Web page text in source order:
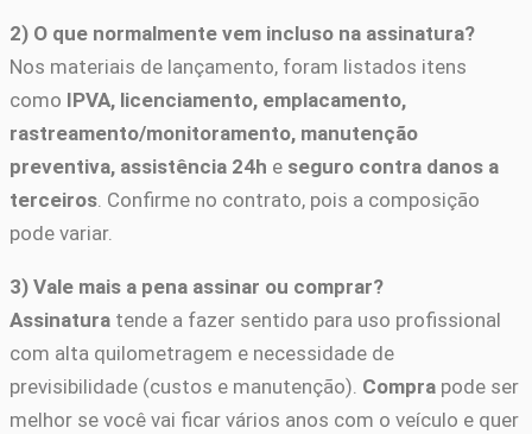
2) O que normalmente vem incluso na assinatura?
Nos materiais de lançamento, foram listados itens
como IPVA, licenciamento, emplacamento,
rastreamento/monitoramento, manutenção
preventiva, assistência 24h e seguro contra danos a
terceiros. Confirme no contrato, pois a composição
pode variar.
3) Vale mais a pena assinar ou comprar?
Assinatura tende a fazer sentido para uso profissional
com alta quilometragem e necessidade de
previsibilidade (custos e manutenção). Compra pode ser
melhor se você vai ficar vários anos com o veículo e quer